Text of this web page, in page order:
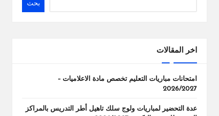
بحث
اخر المقالات
امتحانات مباريات التعليم تخصص مادة الاعلاميات –
2026/2027
عدة التحضير لمباريات ولوج سلك تاهيل أطر التدريس بالمراكز